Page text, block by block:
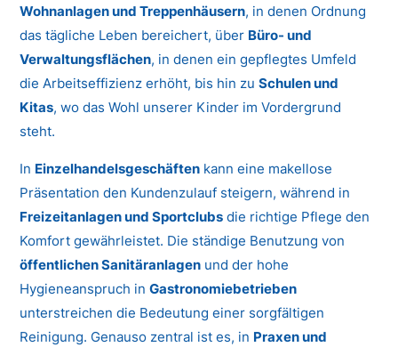
Wohnanlagen und Treppenhäusern, in denen Ordnung
das tägliche Leben bereichert, über Büro- und
Verwaltungsflächen, in denen ein gepflegtes Umfeld
die Arbeitseffizienz erhöht, bis hin zuSchulen und
Kitas, wo das Wohl unserer Kinder im Vordergrund
steht.
In Einzelhandelsgeschäften kann eine makellose
Präsentation den Kundenzulauf steigern, während in
Freizeitanlagen und Sportclubs die richtige Pflege den
Komfort gewährleistet. Die ständige Benutzung von
öffentlichen Sanitäranlagen und der hohe
Hygieneanspruch inGastronomiebetrieben
unterstreichen die Bedeutung einer sorgfältigen
Reinigung. Genauso zentral ist es, in Praxen und